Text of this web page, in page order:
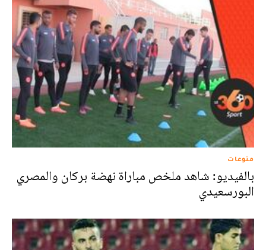
منوعات
بالفيديو: شاهد ملخص مباراة نهضة بركان والمصري
البورسعيدي